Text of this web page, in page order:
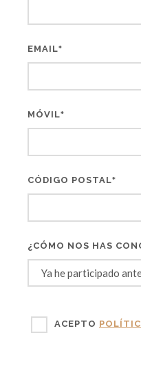
EMAIL*
MÓVIL*
CÓDIGO POSTAL*
¿CÓMO NOS HAS
ACEPTO